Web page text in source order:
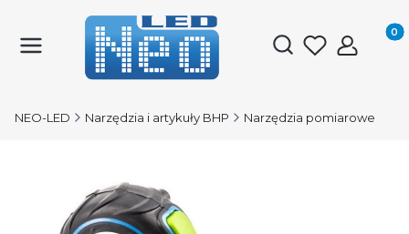
Otwórz
NEO-LED Narzędzia i artykuły BHP Narzędzia pomiarowe